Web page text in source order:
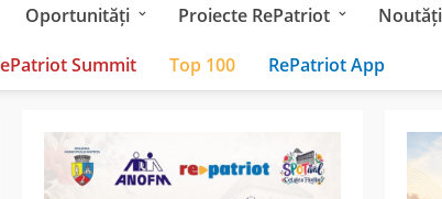
Oportunități Proiecte RePatriot Noutăți
Summit Top 100 RePatriot App